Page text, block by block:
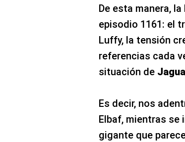
De esta manera,
episodio 1161: el
Luffy, la tensión
referencias cada
situación de
Es decir, nos
Elbaf, mientras se
gigante que